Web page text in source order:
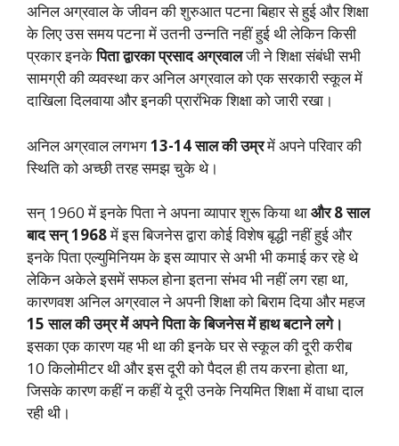
अनिल अग्रवाल के जीवन की शुरुआत पटना बिहार से हुई और शिक्षा
के लिए उस समय पटना में उतनी उन्नति नहीं हुई थी लेकिन किसी
प्रकार इनकेपिता द्वारका प्रसाद अग्रवालजी ने शिक्षा संबंधी सभी
सामग्री की व्यवस्था कर अनिल अग्रवाल को एक सरकारी स्कूल में
दाखिला दिलवाया और इनकी प्रारंभिक शिक्षा को जारी रखा।
अनिल अग्रवाल लगभग13-14 साल की उम्रमें अपने परिवार की
स्थिति को अच्छी तरह समझ चुके थे।
सन् 1960 में इनके पिता ने अपना व्यापार शुरू किया थाऔर 8 साल
बाद सन् 1968में इस बिजनेस द्वारा कोई विशेष बृद्धी नहीं हुई और
इनके पिता एल्युमिनियम के इस व्यापार से अभी भी कमाई कर रहे थे
लेकिन अकेले इसमें सफल होना इतना संभव भी नहीं लग रहा था,
कारणवश अनिल अग्रवाल ने अपनी शिक्षा को बिराम दिया और महज
15 साल की उम्र में अपने पिता के बिजनेस में हाथ बटाने लगे।
इसका एक कारण यह भी था की इनके घर से स्कूल की दूरी करीब
10 किलोमीटर थी और इस दूरी को पैदल ही तय करना होता था,
जिसके कारण कहीं न कहीं ये दूरी उनके नियमित शिक्षा में वाधा दाल
रही थी।